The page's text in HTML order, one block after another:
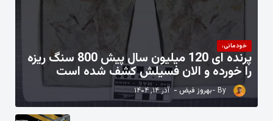
خودمانی،
پرنده ای 120 میلیون سال پیش 800 سنگ ریزه
را خورده و الان فسیلش کشف شده است
بهروز فیض آذر ۱۴, ۱۴۰۴